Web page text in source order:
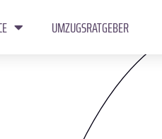
UMZUGSRATGEBER